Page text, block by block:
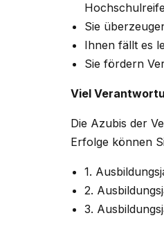
Sie
Ihnen fällt es
Sie fördern
Viel
Die Azubis der
Erfolge können
1.
2.
3.